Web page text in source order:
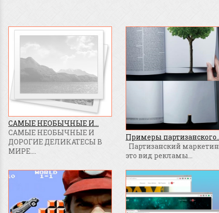
САМЫЕ НЕОБЫЧНЫЕ И...
САМЫЕ НЕОБЫЧНЫЕ И
ДОРОГИЕ ДЕЛИКАТЕСЫ В
МИРЕ....
Примеры
Партизанский
это вид рекламы...